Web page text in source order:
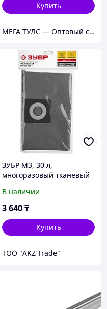
Купить
МЕГА ТУЛС — Оптовый строительный магазин!
ЗУБР М3, 30 л,
многоразовый тканевый
В наличии
3 640₸
Купить
ТОО "AKZ Trade"